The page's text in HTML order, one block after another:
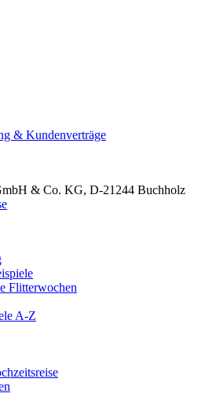
& Kundenverträge
& Co. KG, D-21244 Buchholz
Flitterwochen
A-Z